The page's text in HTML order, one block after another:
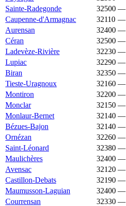
Sainte-Radegonde
32500 —
Caupenne-d'Armagnac
32110 —
Aurensan
32400 —
Céran
32500 —
Ladevèze-Rivière
32230 —
Lupiac
32290 —
Biran
32350 —
Tieste-Uragnoux
32160 —
Montiron
32200 —
Monclar
32150 —
Monlaur-Bernet
32140 —
Bézues-Bajon
32140 —
Ornézan
32260 —
Saint-Léonard
32380 —
Maulichères
32400 —
Avensac
32120 —
Castillon-Debats
32190 —
Maumusson-Laguian
32400 —
Courrensan
32330 —